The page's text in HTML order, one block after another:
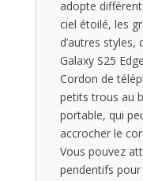
adopte
ciel étoilé, les
d’autres
Galaxy S25
Cordon de
petits trous au
portable, qui
accrocher le
Vous pouvez
pendentifs